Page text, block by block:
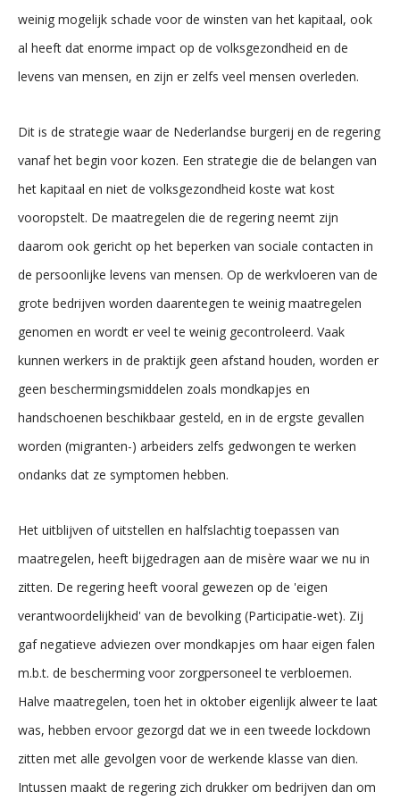
weinig mogelijk schade voor de winsten van het kapitaal, ook
al heeft dat enorme impact op de volksgezondheid en de
levens van mensen, en zijn er zelfs veel mensen overleden.
Dit is de strategie waar de Nederlandse burgerij en de regering
vanaf het begin voor kozen. Een strategie die de belangen van
het kapitaal en niet de volksgezondheid koste wat kost
vooropstelt. De maatregelen die de regering neemt zijn
daarom ook gericht op het beperken van sociale contacten in
de persoonlijke levens van mensen. Op de werkvloeren van de
grote bedrijven worden daarentegen te weinig maatregelen
genomen en wordt er veel te weinig gecontroleerd. Vaak
kunnen werkers in de praktijk geen afstand houden, worden er
geen beschermingsmiddelen zoals mondkapjes en
handschoenen beschikbaar gesteld, en in de ergste gevallen
worden (migranten-) arbeiders zelfs gedwongen te werken
ondanks dat ze symptomen hebben.
Het uitblijven of uitstellen en halfslachtig toepassen van
maatregelen, heeft bijgedragen aan de misère waar we nu in
zitten. De regering heeft vooral gewezen op de 'eigen
verantwoordelijkheid' van de bevolking (Participatie-wet). Zij
gaf negatieve adviezen over mondkapjes om haar eigen falen
m.b.t. de bescherming voor zorgpersoneel te verbloemen.
Halve maatregelen, toen het in oktober eigenlijk alweer te laat
was, hebben ervoor gezorgd dat we in een tweede lockdown
zitten met alle gevolgen voor de werkende klasse van dien.
Intussen maakt de regering zich drukker om bedrijven dan om